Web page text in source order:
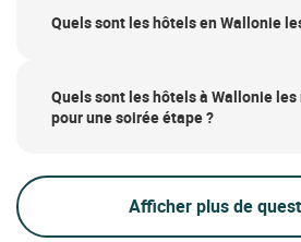
Quels sont les hôtels en Wallonie
Quels sont les hôtels à Wallonie
pour une soirée étape ?
Afficher plus de